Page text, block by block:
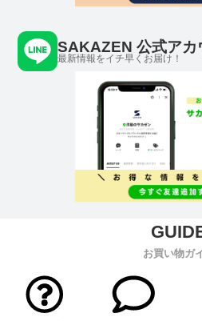
SAKAZEN 公式アカ
最新情報をイチ早くお届け！
お買い物ガ